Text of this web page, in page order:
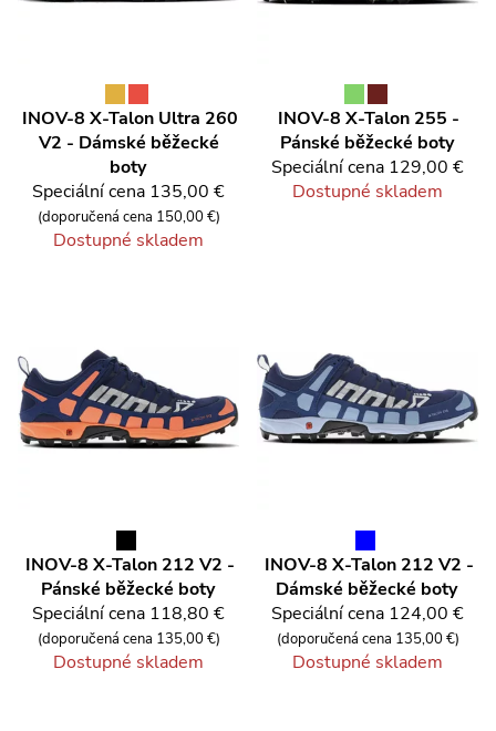
INOV-8 X-Talon Ultra 260
V2 - Dámské běžecké
boty
Speciální cena 135,00 €
(doporučená cena 150,00 €)
Dostupné skladem
INOV-8 X-Talon 255 -
Pánské běžecké boty
Speciální cena 129,00 €
Dostupné skladem
INOV-8 X-Talon 212 V2 -
Pánské běžecké boty
Speciální cena 118,80 €
(doporučená cena 135,00 €)
Dostupné skladem
INOV-8 X-Talon 212 V2 -
Dámské běžecké boty
Speciální cena 124,00 €
(doporučená cena 135,00 €)
Dostupné skladem